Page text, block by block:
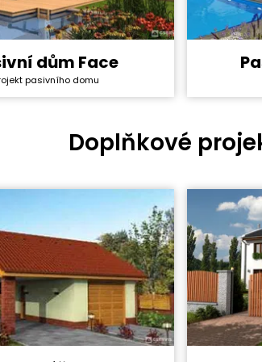
svépomocí:
4 303 800 Kč
dům Face
pasivního domu
Cena
Cena
Doplňkové